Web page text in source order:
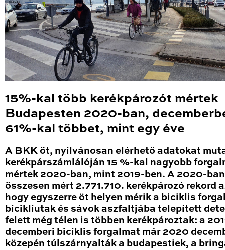
15%-kal több kerékpározót mértek
Budapesten 2020-ban,
61%-kal többet, mint egy éve
A BKK öt, nyilvánosan elérhető adatokat
kerékpárszámlálóján 15 %-kal nagyobb
mértek 2020-ban, mint 2019-ben. A 2020-ban
összesen mért 2.771.710. kerékpározó rekord
hogy egyszerre öt helyen mérik a biciklis
bicikliutak és sávok aszfaltjába telepített
felett még télen is többen kerékpároztak: a
decemberi biciklis forgalmat már 2020
közepén túlszárnyalták a budapestiek, a